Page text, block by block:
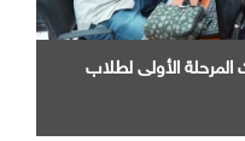
المرحلة الأولى لطلاب